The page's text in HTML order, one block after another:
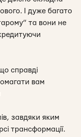
І дуже багато
та вони не
справді
вам
завдяки яким
трансформації.